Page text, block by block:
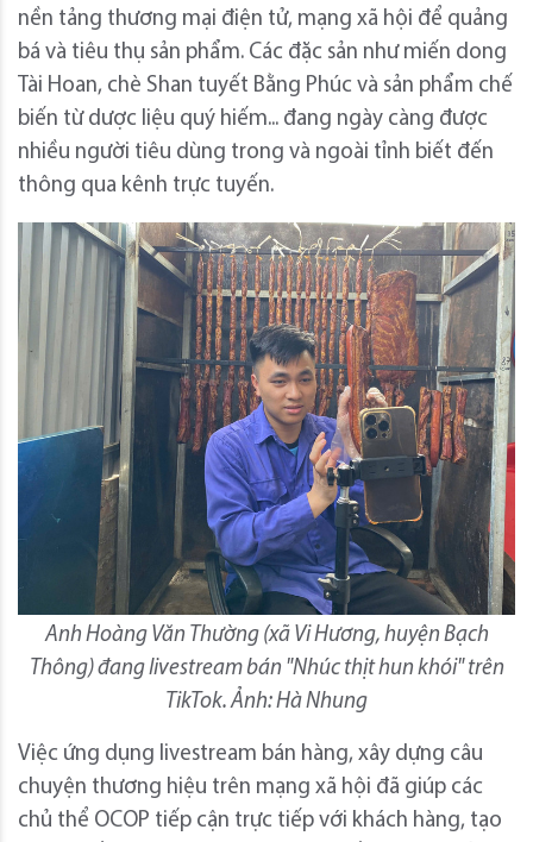
nền tảng thương mại điện tử, mạng xã hội để quảng
bá và tiêu thụ sản phẩm. Các đặc sản như miến dong
Tài Hoan, chè Shan tuyết Bằng Phúc và sản phẩm chế
biến từ dược liệu quý hiếm... đang ngày càng được
nhiều người tiêu dùng trong và ngoài tỉnh biết đến
thông qua kênh trực tuyến.
Anh Hoàng Văn Thường (xã Vi Hương, huyện Bạch
Thông) đang livestream bán "Nhúc thịt hun khói" trên
TikTok. Ảnh: Hà Nhung
Việc ứng dụng livestream bán hàng, xây dựng câu
chuyện thương hiệu trên mạng xã hội đã giúp các
chủ thể OCOP tiếp cận trực tiếp với khách hàng, tạo